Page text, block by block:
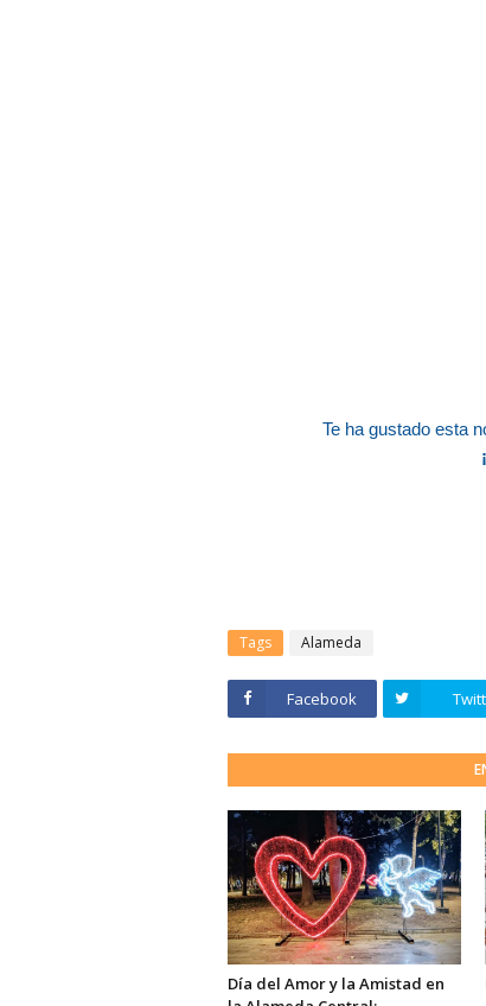
Te ha gustado esta
Tags Alameda
Facebook
Día del Amor y la Amistad en